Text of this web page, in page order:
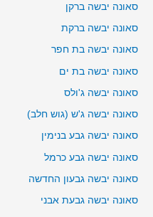
סאונה יבשה ברקן
סאונה יבשה ברקת
סאונה יבשה בת חפר
סאונה יבשה בת ים
סאונה יבשה ג'ולס
סאונה יבשה ג'ש (גוש חלב)
סאונה יבשה גבע בנימין
סאונה יבשה גבע כרמל
סאונה יבשה גבעון החדשה
סאונה יבשה גבעת אבני